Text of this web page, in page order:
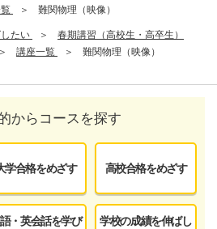
難関物理（映像）
たい
春期講習（高校生・高卒生）
講座一覧 難関物理（映像）
からコースを探す
学合格をめざす 高校合格をめざす
・英会話を学び
学校の成績を伸ばし